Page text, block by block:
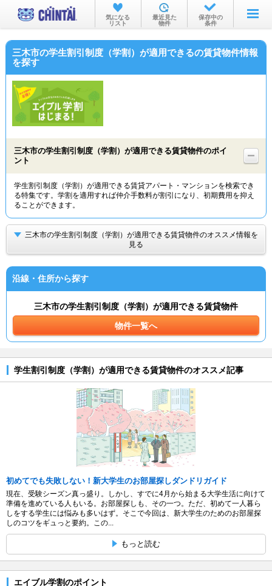
お部屋を探す
沿線・駅から
不動産会社から
気になる
リスト
最近見た
物件
保存中の
条件
三木市の学生割引制度（学割）が適用できるの賃貸物件情報
を探す
三木市の学生割引制度（学割）が適用できる賃貸物件のポイ
ント
学生割引制度（学割）が適用できる賃貸アパート・マンションを検索でき
る特集です。学割を適用すれば仲介手数料が割引になり、初期費用を抑え
ることができます。
三木市の学生割引制度（学割）が適用できる賃貸物件のオススメ情報を
見る
沿線・住所から探す
三木市の学生割引制度（学割）が適用できる賃貸物件
物件一覧へ
学生割引制度（学割）が適用できる賃貸物件のオススメ記事
初めてでも失敗しない！新大学生のお部屋探しダンドリガイド
現在、受験シーズン真っ盛り。しかし、すでに4月から始まる大学生活に向けて
準備を進めている人もいる。お部屋探しも、その一つ。ただ、初めて一人暮ら
しをする学生には悩みも多いはず。そこで今回は、新大学生のためのお部屋探
しのコツをギュっと要約。この...
もっと読む
エイブル学割のポイント